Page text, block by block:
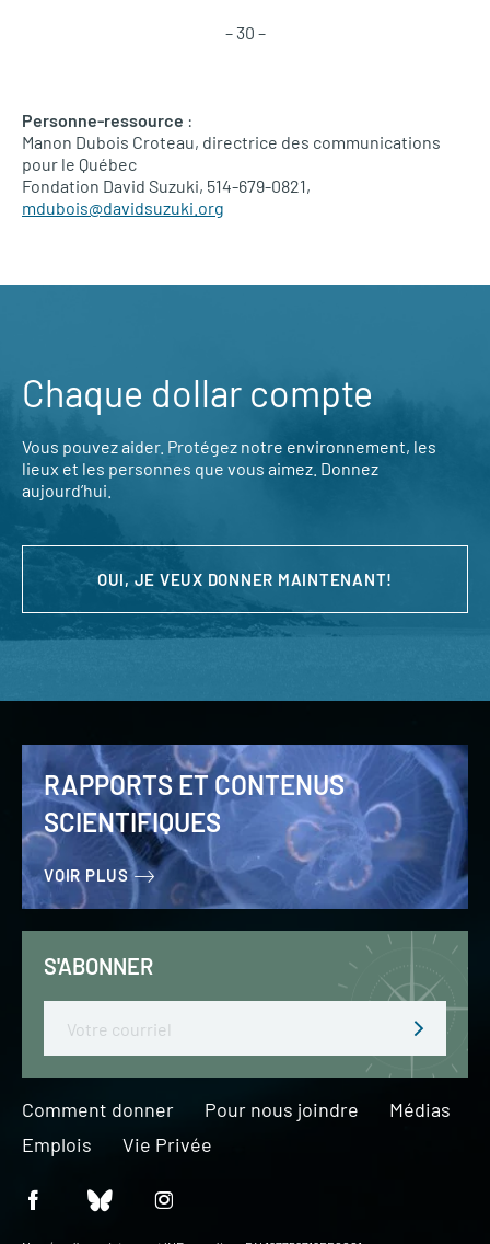
– 30 –
Personne-ressource :
Manon Dubois Croteau, directrice des communications
pour le Québec
Fondation David Suzuki, 514-679-0821,
mdubois@davidsuzuki.org
Chaque dollar compte
Vous pouvez aider. Protégez notre environnement, les
lieux et les personnes que vous aimez. Donnez
aujourd’hui.
OUI, JE VEUX DONNER MAINTENANT!
RAPPORTS ET CONTENUS
SCIENTIFIQUES
VOIR PLUS
S'ABONNER
Comment donner Pour nous joindre
Médias
Emplois
Vie Privée